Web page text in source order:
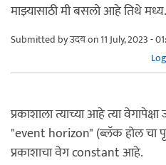
माझ्यासाठी मी बसलो आहे तिथे
Submitted byउदयon 11 July, 2023 -
प्रकाशाला त्याच्या आहे त्या
"event horizon" (ब्लॅक होल चा
प्रकाशाचा वेग constant आहे.